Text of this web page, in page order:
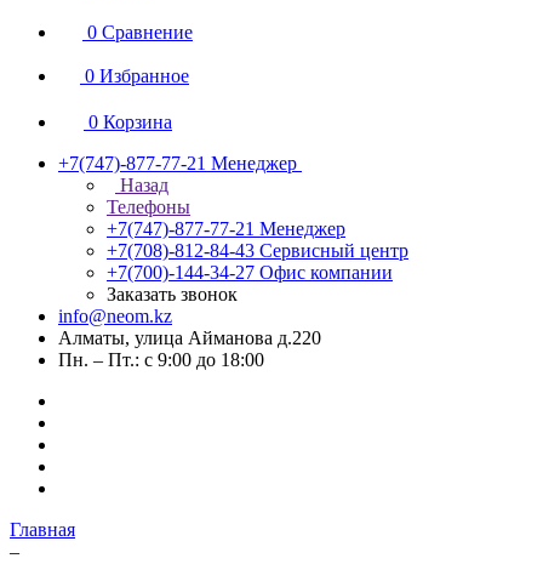
0 Сравнение
0 Избранное
0 Корзина
+7(747)-877-77-21 Менеджер
Назад
Телефоны
+7(747)-877-77-21 Менеджер
+7(708)-812-84-43 Сервисный центр
+7(700)-144-34-27 Офис компании
Заказать звонок
info@neom.kz
Алматы, улица Айманова д.220
Пн. – Пт.: с 9:00 до 18:00
Главная
–